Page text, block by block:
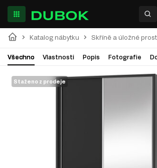
Katalog nábytku Skříně a úložné
Všechno Vlastnosti Popis Fotografie
Staženo z prodeje